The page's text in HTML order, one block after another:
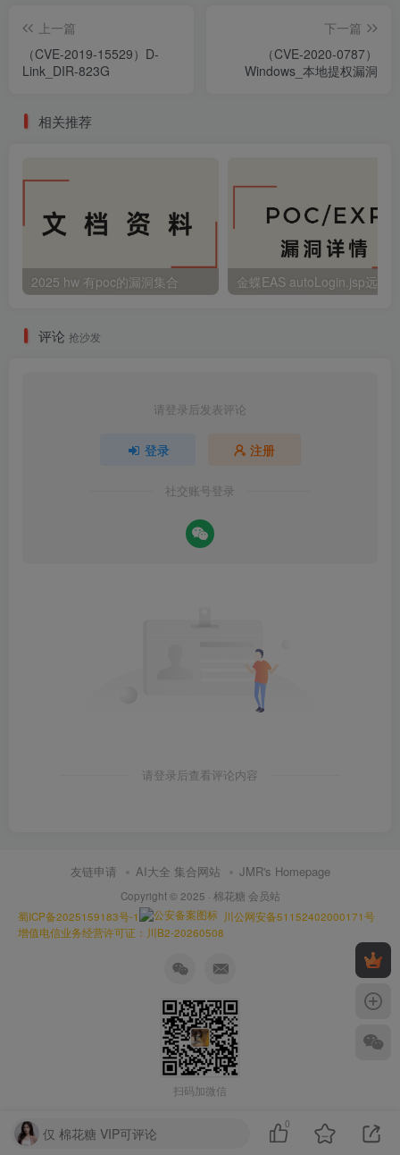
上一篇
（CVE-2019-15529）D-
Link_DIR-823G
下一篇
（CVE-2020-0787）
Windows_本地提权漏洞
相关推荐
2025 hw 有poc的漏洞集合
评论 抢沙发
请登录后发表评论
登录 注册
社交账号登录
请登录后查看评论内容
友链申请 AI大全 集合网站 JMR's Homepage
Copyright © 2025 · 棉花糖 会员站
蜀ICP备2025159183号-1
川公网安备51152402000171号
增值电信业务经营许可证：川B2-20260508
扫码加微信
仅 棉花糖 VIP可评论
0